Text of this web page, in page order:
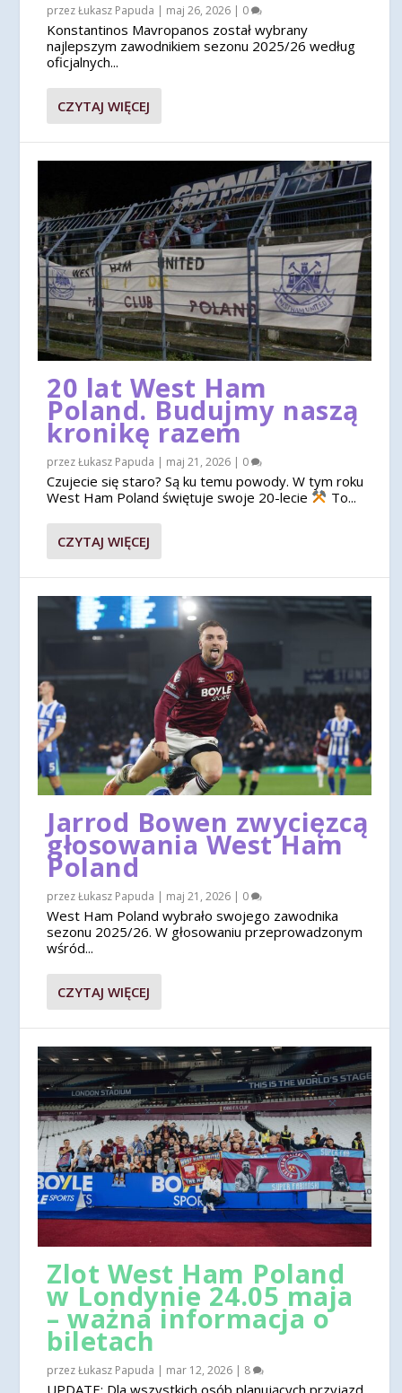
przezŁukasz Papuda | maj 26, 2026 | 0
Konstantinos Mavropanos został wybrany
najlepszym zawodnikiem sezonu 2025/26 według
oficjalnych...
CZYTAJ WIĘCEJ
20 lat West Ham
Poland. Budujmy naszą
kronikę razem
przezŁukasz Papuda | maj 21, 2026 | 0
Czujecie się staro? Są ku temu powody. W tym roku
West Ham Poland świętuje swoje 20-lecie
To...
CZYTAJ WIĘCEJ
Jarrod Bowen zwycięzcą
głosowania West Ham
Poland
przezŁukasz Papuda | maj 21, 2026 | 0
West Ham Poland wybrało swojego zawodnika
sezonu 2025/26. W głosowaniu przeprowadzonym
wśród...
CZYTAJ WIĘCEJ
Zlot West Ham Poland
w Londynie 24.05 maja
– ważna informacja o
biletach
przezŁukasz Papuda | mar 12, 2026 | 8
UPDATE: Dla wszystkich osób planujących przyjazd